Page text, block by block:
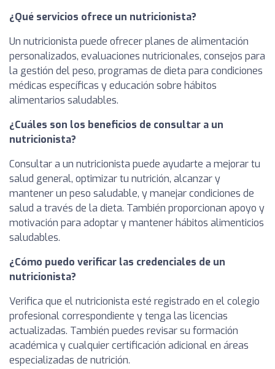
¿Qué servicios ofrece un nutricionista?
Un nutricionista puede ofrecer planes de alimentación
personalizados, evaluaciones nutricionales, consejos para
la gestión del peso, programas de dieta para condiciones
médicas específicas y educación sobre hábitos
alimentarios saludables.
¿Cuáles son los beneficios de consultar a un
nutricionista?
Consultar a un nutricionista puede ayudarte a mejorar tu
salud general, optimizar tu nutrición, alcanzar y
mantener un peso saludable, y manejar condiciones de
salud a través de la dieta. También proporcionan apoyo y
motivación para adoptar y mantener hábitos alimenticios
saludables.
¿Cómo puedo verificar las credenciales de un
nutricionista?
Verifica que el nutricionista esté registrado en el colegio
profesional correspondiente y tenga las licencias
actualizadas. También puedes revisar su formación
académica y cualquier certificación adicional en áreas
especializadas de nutrición.